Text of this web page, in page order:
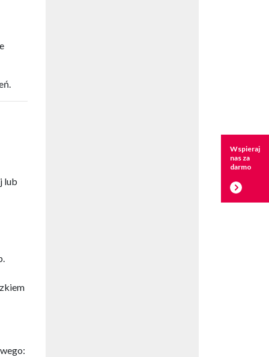
lub
Wspieraj
nas za
darmo